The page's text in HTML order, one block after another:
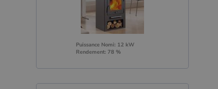
Puissance Nomi: 12 kW
Rendement: 78 %